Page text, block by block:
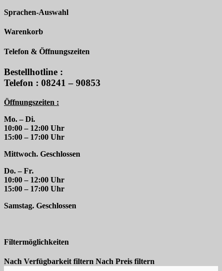
Sprachen-Auswahl
Warenkorb
Telefon & Öffnungszeiten
Bestellhotline :
Telefon : 08241 – 90853
Öffnungszeiten :
Mo. – Di.
10:00 – 12:00 Uhr
15:00 – 17:00 Uhr
Mittwoch. Geschlossen
Do. – Fr.
10:00 – 12:00 Uhr
15:00 – 17:00 Uhr
Samstag. Geschlossen
Filtermöglichkeiten
Nach Verfügbarkeit filtern Nach Preis filtern